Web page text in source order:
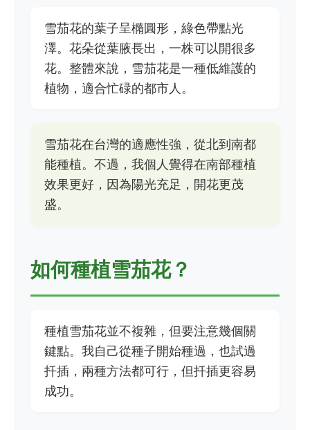
雪茄花的葉子呈橢圓形，綠色帶點光
澤。花朵從葉腋長出，一株可以開很多
花。整體來說，雪茄花是一種低維護的
植物，適合忙碌的都市人。
雪茄花在台灣的適應性強，從北到南都
能種植。不過，我個人覺得在南部種植
效果更好，因為陽光充足，開花更茂
盛。
如何種植雪茄花？
種植雪茄花並不複雜，但要注意幾個關
鍵點。我自己從種子開始種過，也試過
扦插，兩種方法都可行，但扦插更容易
成功。